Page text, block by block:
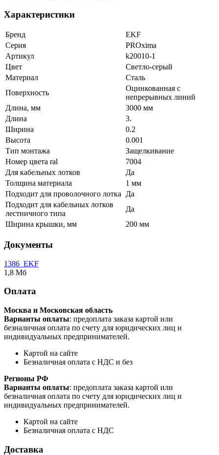
Характеристики
Бренд
EKF
Серия
PROxima
Артикул
k20010-1
Цвет
Светло-серый
Материал
Сталь
Поверхность
Оцинкованная с
непрерывных линий
Длина, мм
3000 мм
Длина
3.
Ширина
0.2
Высота
0.001
Тип монтажа
Защелкивание
Номер цвета ral
7004
Для кабельных лотков
Да
Толщина материала
1 мм
Подходит для проволочного лотка
Да
Подходит для кабельных лотков
лестничного типа
Да
Ширина крышки, мм
200 мм
Документы
1386_EKF
1,8 Мб
Оплата
Москва и Московская область
Варианты оплаты: предоплата заказа картой или
безналичная оплата по счету для юридических лиц и
индивидуальных предпринимателей.
Картой на сайте
Безналичная оплата с НДС и без
Регионы РФ
Варианты оплаты: предоплата заказа картой или
безналичная оплата по счету для юридических лиц и
индивидуальных предпринимателей.
Картой на сайте
Безналичная оплата с НДС
Доставка